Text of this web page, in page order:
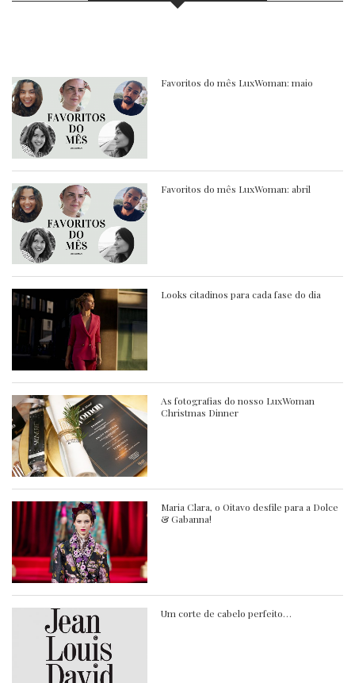
Favoritos do mês LuxWoman: maio
Favoritos do mês LuxWoman: abril
Looks citadinos para cada fase do dia
As fotografias do nosso LuxWoman
Christmas Dinner
Maria Clara, o Oitavo desfile para a Dolce
& Gabanna!
Um corte de cabelo perfeito…